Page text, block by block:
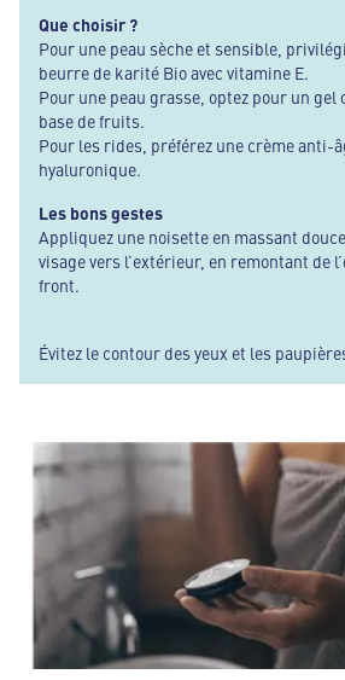
Que choisir ?
Pour une peau sèche et sensible,
beurre de karité Bio avec vitamine E.
Pour une peau grasse, optez pour un gel
base de fruits.
Pour les rides, préférez une crème anti-
hyaluronique.
Les bons gestes
Appliquez une noisette en massant
visage vers l’extérieur, en remontant de
front.
Évitez le contour des yeux et les